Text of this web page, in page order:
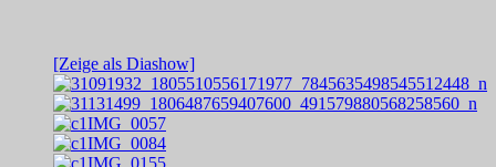
[Zeige als Diashow]